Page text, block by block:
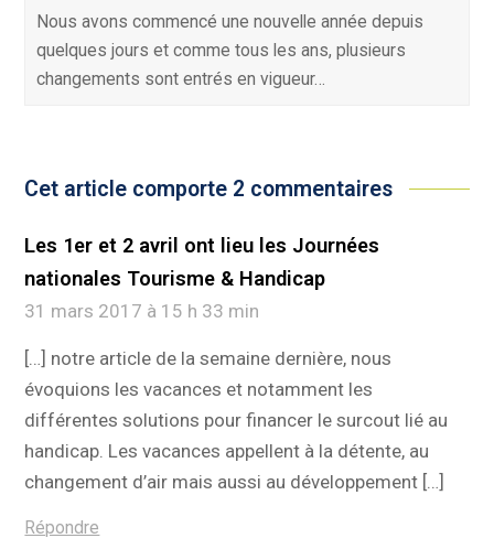
Nous avons commencé une nouvelle année depuis
quelques jours et comme tous les ans, plusieurs
changements sont entrés en vigueur…
Cet article comporte 2 commentaires
Les 1er et 2 avril ont lieu les Journées
nationales Tourisme & Handicap
31 mars 2017 à 15 h 33 min
[…] notre article de la semaine dernière, nous
évoquions les vacances et notamment les
différentes solutions pour financer le surcout lié au
handicap. Les vacances appellent à la détente, au
changement d’air mais aussi au développement […]
Répondre